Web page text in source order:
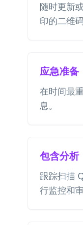
随时更新
印的二维码
应急准备
在时间最
息。
包含分析
跟踪扫描
行监控和审